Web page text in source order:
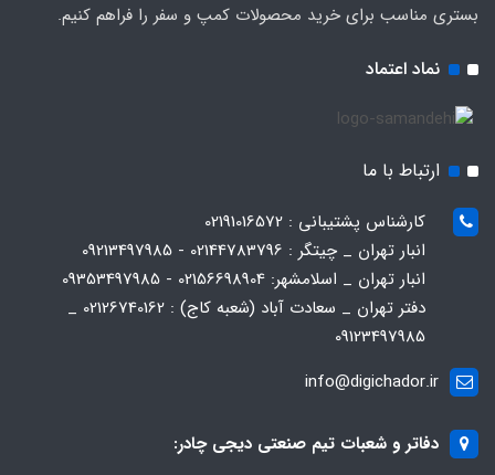
نماد اعتماد
بستری مناسب برای خرید محصولات کمپ و سفر را فراهم کنیم.
ارتباط با ما
کارشناس پشتیبانی : 02191016572
انبار تهران _ چیتگر : 02144783796 - 09213497985
انبار تهران _ اسلامشهر: 02156698904 - 09353497985
دفتر تهران _ سعادت آباد (شعبه کاج) : 02126740162 _
09123497985
info@digichador.ir
دفاتر و شعبات تیم صنعتی دیجی چادر: